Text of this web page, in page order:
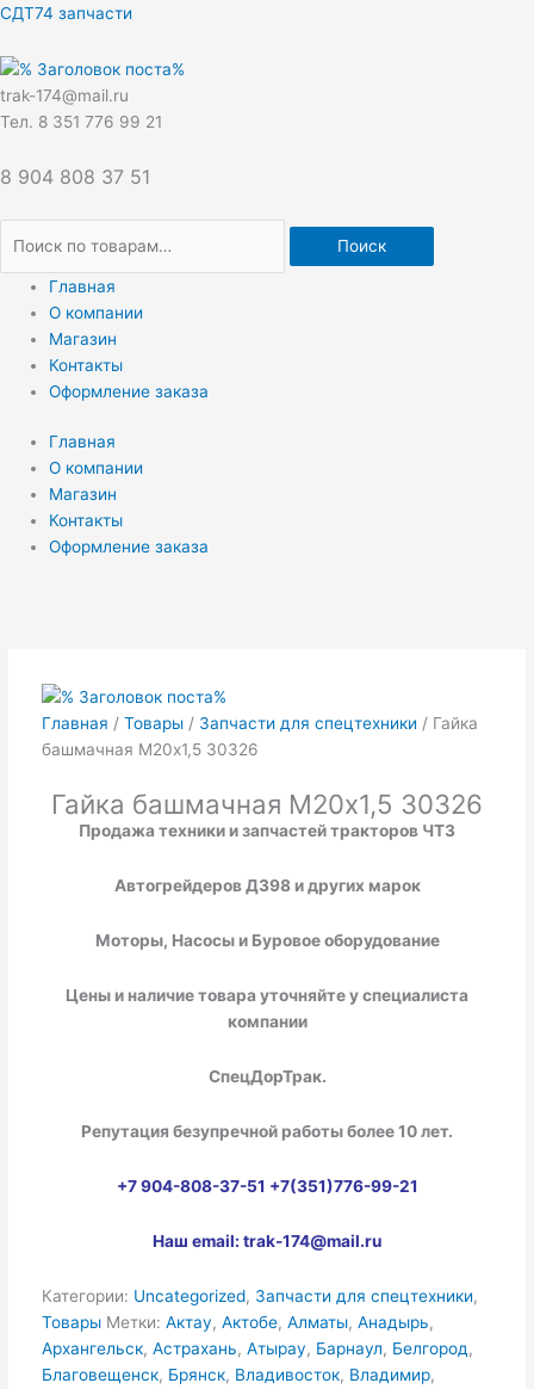
Перейти
содержимому
СДТ74 запчасти
trak-174@mail.ru
Тел. 8 351 776 99 21
8 904 808 37 51
Искать:
Поиск
Главная
О компании
Магазин
Контакты
Оформление заказа
Главная
О компании
Магазин
Контакты
Оформление заказа
Главная / Товары/ Запчасти для спецтехники / Гайка
башмачная М20х1,5 30326
Гайка башмачная М20х1,5 30326
Продажа техники и запчастей тракторов ЧТЗ
Автогрейдеров ДЗ98и других марок
Моторы, Насосы и Буровое оборудование
Цены и наличие товара уточняйте у специалиста
компании
СпецДорТрак.
Репутация безупречной работы более 10 лет.
+7 904-808-37-51 +7(351)776-99-21
Наш email: trak-174@mail.ru
Категории: Uncategorized, Запчасти для спецтехники,
Товары Метки: Актау, Актобе, Алматы, Анадырь,
Архангельск, Астрахань, Атырау, Барнаул, Белгород ,
Благовещенск, Брянск, Владивосток, Владимир,